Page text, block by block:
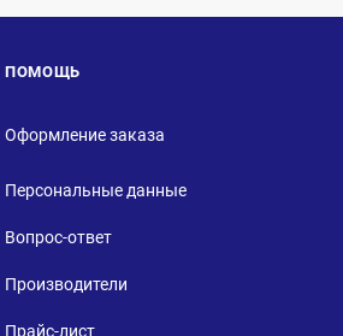
ПОМОЩЬ
Оформление заказа
Персональные данные
Вопрос-ответ
Производители
Прайс-лист